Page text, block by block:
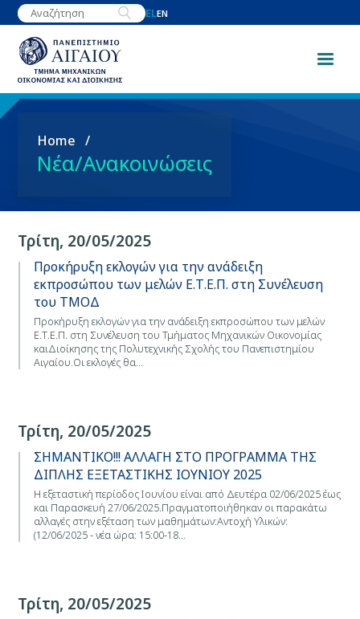
Παράκαμψη
προς
κυρίως
περιεχόμενο
ELEN
Breadcrumb
Home
Νέα/Ανακοινώσεις
Τρίτη, 20/05/2025
Προκήρυξη εκλογών για την ανάδειξη
εκπροσώπου των μελών Ε.Τ.Ε.Π. στη Συνέλευση
του ΤΜΟΔ
Προκήρυξη εκλογών για την ανάδειξη εκπροσώπου των μελών
Ε.Τ.Ε.Π. στη Συνέλευση του Τμήματος Μηχανικών Οικονομίας
καιΔιοίκησης της Πολυτεχνικής Σχολής του Πανεπιστημίου
Αιγαίου.Οι εκλογές θα…
Τρίτη, 20/05/2025
ΣΗΜΑΝΤΙΚΟ!!! ΑΛΛΑΓΗ ΣΤΟ ΠΡΟΓΡΑΜΜΑ ΤΗΣ
ΔΙΠΛΗΣ ΕΞΕΤΑΣΤΙΚΗΣ ΙΟΥΝΙΟΥ 2025
Η εξεταστική περίοδος Ιουνίου είναι από Δευτέρα 02/06/2025 έως
και Παρασκευή 27/06/2025.Πραγματοποιήθηκαν οι παρακάτω
αλλαγές στην εξέταση των μαθημάτων:Αντοχή Υλικών:
(12/06/2025 - νέα ώρα: 15:00-18…
Τρίτη, 20/05/2025